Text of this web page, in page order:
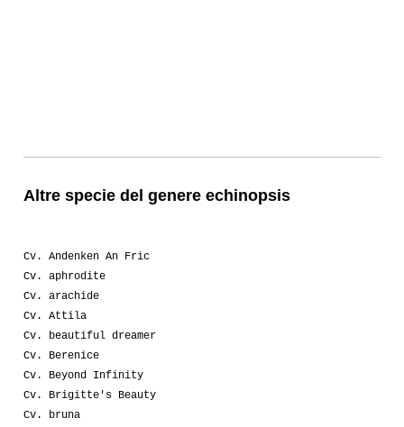
Altre specie del genere echinopsis
Cv. Andenken An Fric
Cv. aphrodite
Cv. arachide
Cv. Attila
Cv. beautiful dreamer
Cv. Berenice
Cv. Beyond Infinity
Cv. Brigitte's Beauty
Cv. bruna